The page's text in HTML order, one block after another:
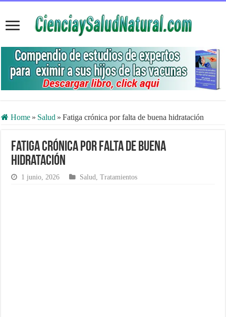
Home » Salud » Fatiga crónica por falta de buena hidratación
Fatiga crónica por falta de buena
hidratación
1 junio, 2026 Salud ,Tratamientos